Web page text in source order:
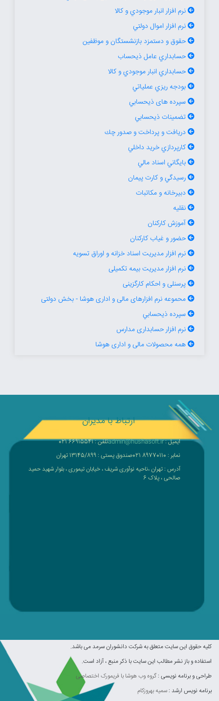
نرم افزار انبار موجودي و كالا
نرم افزار اموال دولتي
حقوق و دستمزد بازنشستگان و موظفين
حسابداري عامل ذيحساب
حسابداري انبار موجودي و كالا
بودجه ريزي عملياتي
سپرده های ذيحسابي
تضمينات ذيحسابي
دريافت و پرداخت و صدور چك
كارپردازي خريد داخلي
بايگاني اسناد مالي
رسيدگي و كارت پيمان
دبيرخانه و مکاتبات
نقليه
آموزش كاركنان
حضور و غياب كاركنان
نرم افزار مدیریت اسناد خزانه و اوراق تسویه
نرم افزار مدیریت بیمه تکمیلی
پرسنلی و احکام کارگزینی
محموعه نرم افزارهای مالی و اداری هوشا - بخش دولتی
سپرده ذيحسابي
نرم افزار حسابداری مدارس
همه محصولات مالی و اداری هوشا
ارتباط با مدیران
admin@hushasoft.ir : ایمیل
021 66915541 : تلفن
021 89770110 : نمابر
صندوق پستی : 13145/899 تهران
آدرس : تهران ،ناحیه نوآوری شریف ، خیابان تیموری ، بلوار شهید حمید
صالحی ، پلاک 6
کليه حقوق اين سايت متعلق به شرکت دانشوران سرمد می باشد.
استفاده و باز نشر مطالب این سایت با ذکر منبع ، آزاد است.
طراحی و برنامه نویسی :گروه وب هوشا با فریمورک اختصاصی
برنامه نویس ارشد :سمیه بهروزکام